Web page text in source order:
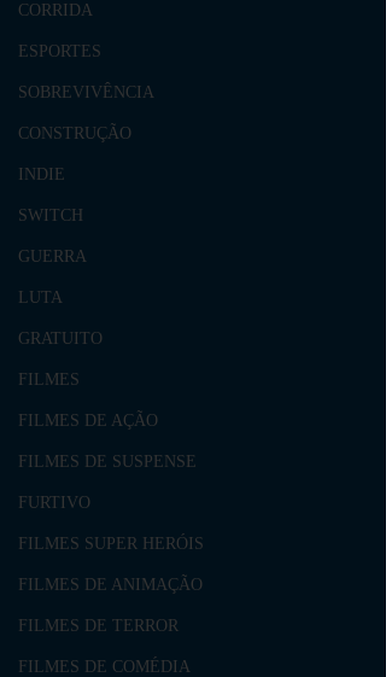
CORRIDA
ESPORTES
SOBREVIVÊNCIA
CONSTRUÇÃO
INDIE
SWITCH
GUERRA
LUTA
GRATUITO
FILMES
FILMES DE AÇÃO
FILMES DE SUSPENSE
FURTIVO
FILMES SUPER HERÓIS
FILMES DE ANIMAÇÃO
FILMES DE TERROR
FILMES DE COMÉDIA